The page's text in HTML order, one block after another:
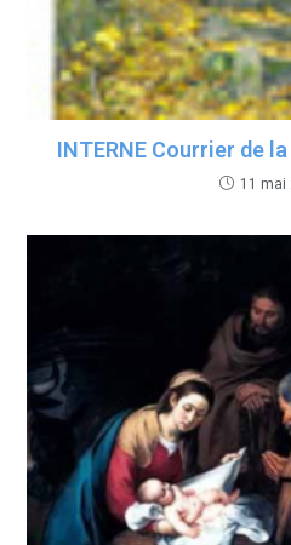
INTERNE Courrier de
11 mai